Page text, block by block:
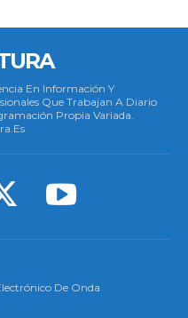
En Información Y
Que Trabajan A Diario
Propia Variada.
De Onda